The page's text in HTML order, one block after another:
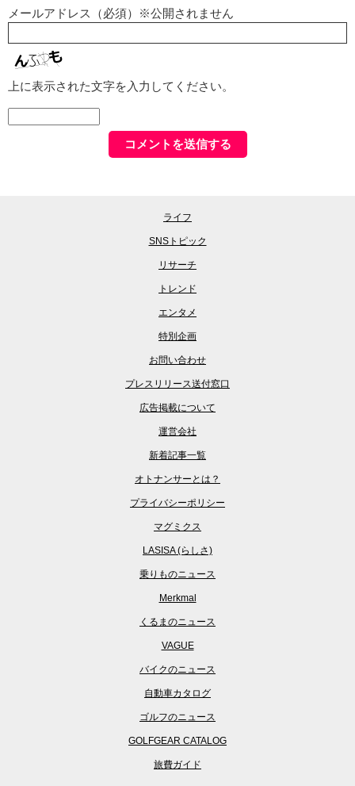
メールアドレス（必須）※公開されません
上に表示された文字を入力してください。
ライフ
SNSトピック
リサーチ
トレンド
エンタメ
特別企画
お問い合わせ
プレスリリース送付窓口
広告掲載について
運営会社
新着記事一覧
オトナンサーとは？
プライバシーポリシー
マグミクス
LASISA (らしさ)
乗りものニュース
Merkmal
くるまのニュース
VAGUE
バイクのニュース
自動車カタログ
ゴルフのニュース
GOLFGEAR CATALOG
旅費ガイド